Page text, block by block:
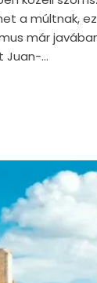
a múltnak,
már
Juan-...